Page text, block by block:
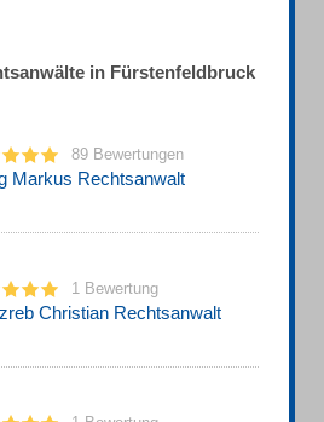
in Fürstenfeldbruck
89 Bewertungen
Markus Rechtsanwalt
1 Bewertung
Christian Rechtsanwalt